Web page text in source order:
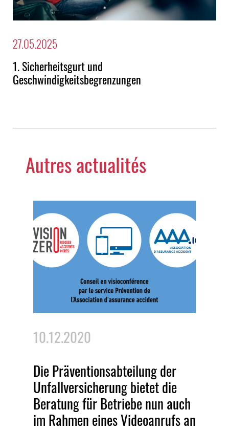
27.05.2025
1. Sicherheitsgurt und
Geschwindigkeitsbegrenzungen
Autres actualités
10.12.2020
Die Präventionsabteilung der
Unfallversicherung bietet die
Beratung für Betriebe nun auch
im Rahmen eines Videoanrufs an